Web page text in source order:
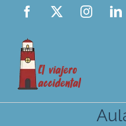
Saltar
contenido
Facebook